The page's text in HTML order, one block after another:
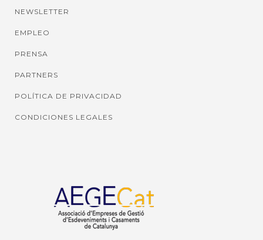
NEWSLETTER
EMPLEO
PRENSA
PARTNERS
POLÍTICA DE PRIVACIDAD
CONDICIONES LEGALES